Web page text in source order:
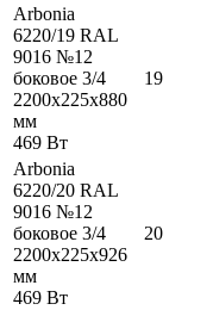
Arbonia
6220/19 RAL
9016 №12
боковое 3/4
2200x225x880
мм
469 Вт
19
Arbonia
6220/20 RAL
9016 №12
боковое 3/4
2200x225x926
мм
469 Вт
20